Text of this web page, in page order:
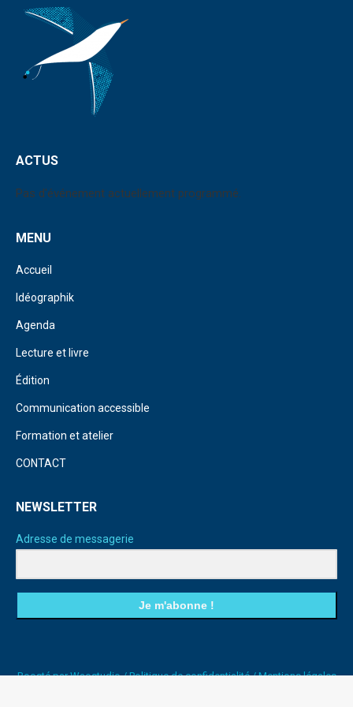
ACTUS
Pas d'événement actuellement programmé.
MENU
Accueil
Idéographik
Agenda
Lecture et livre
Édition
Communication accessible
Formation et atelier
CONTACT
NEWSLETTER
Adresse de messagerie
Je m'abonne !
Boosté parWaostudio/Politique de confidentialité/Mentions légales